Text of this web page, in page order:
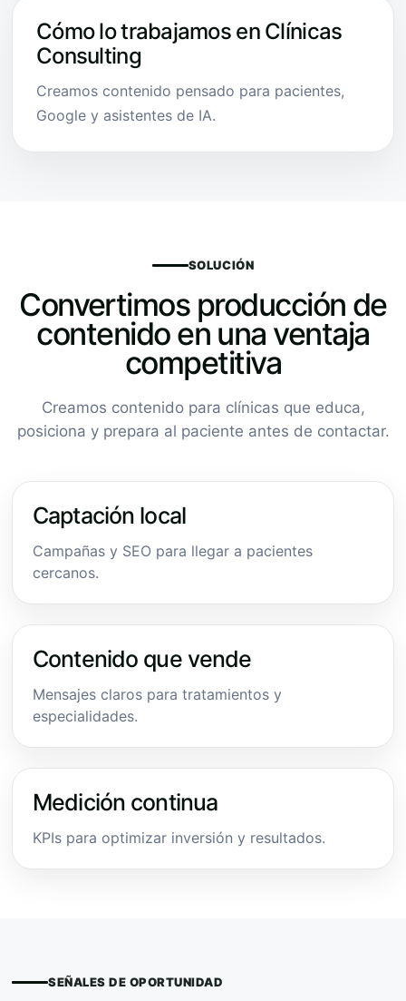
Cómo lo trabajamos en Clínicas
Consulting
Creamos contenido pensado para pacientes,
Google y asistentes de IA.
SOLUCIÓN
Convertimos producción de
contenido en una ventaja
competitiva
Creamos contenido para clínicas que educa,
posiciona y prepara al paciente antes de contactar.
Captación local
Campañas y SEO para llegar a pacientes
cercanos.
Contenido que vende
Mensajes claros para tratamientos y
especialidades.
Medición continua
KPIs para optimizar inversión y resultados.
SEÑALES DE OPORTUNIDAD